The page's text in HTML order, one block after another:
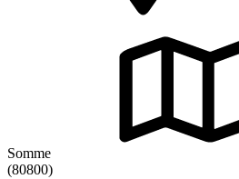
Somme
(80800)